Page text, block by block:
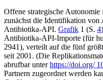
Offene strategische
zunächst die Identifikation
Antibiotika-API. Grafik 1 (S. 4
Antibiotika-API-Importe (für
2941), verteilt auf die fünf
seit 2001. (Die
abrufbar unterhttps://doi.org/
Part­nern zugeordnet werden